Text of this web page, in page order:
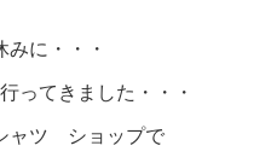
に・・・
てきました・・・
ャツ ショップで